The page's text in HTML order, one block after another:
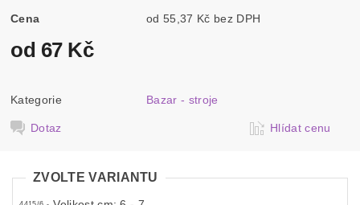
Cena od 55,37 Kč bez DPH
od 67 Kč
Kategorie Bazar - stroje
Dotaz Hlídat cenu
ZVOLTE VARIANTU